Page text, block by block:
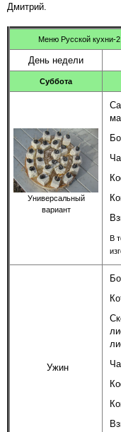
Дмитрий.
Меню Русской кухни-
День недели
Суббота
Универсальный
вариант
В
Ужин